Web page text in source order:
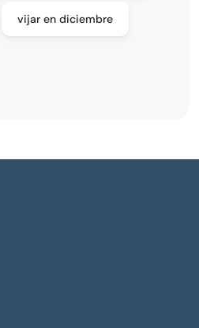
vijar en diciembre